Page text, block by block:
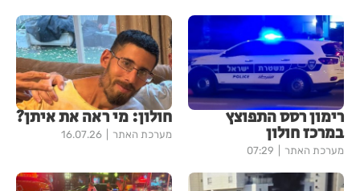
רימון רסס התפוצץ
במרכז חולון
מערכת האתר 07:29
חולון: מי ראה את איתן?
מערכת האתר 16.07.26